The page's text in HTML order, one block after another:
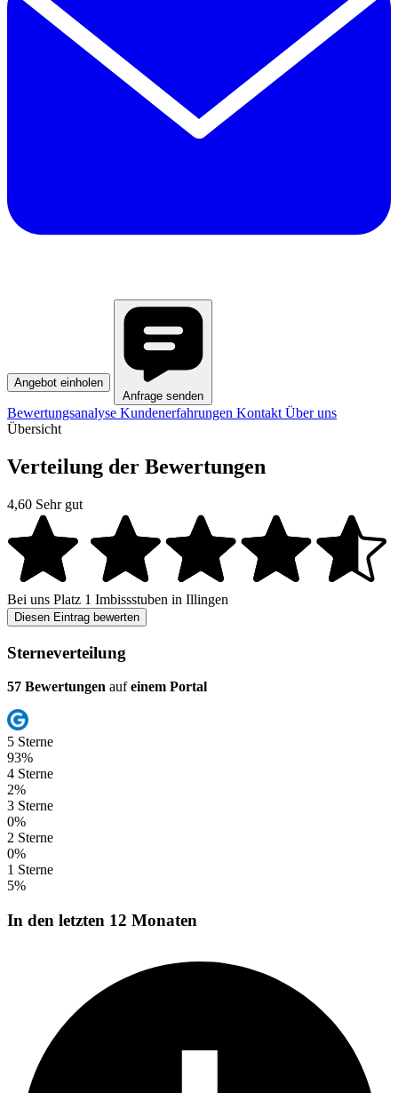
Angebot einholen
Anfrage senden
Bewertungsanalyse Kundenerfahrungen Kontakt Über uns
Übersicht
Verteilung der Bewertungen
4,60 Sehr gut
Bei uns Platz 1 Imbissstuben in Illingen
Diesen Eintrag bewerten
Sterneverteilung
57 Bewertungen aufeinem Portal
5 Sterne
93%
4 Sterne
2%
3 Sterne
0%
2 Sterne
0%
1 Sterne
5%
In den letzten 12 Monaten